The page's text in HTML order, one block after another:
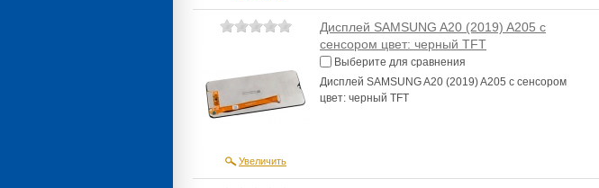
Увеличить
Дисплей SAMSUNG A20 (2019) A205 с
сенсором цвет: черный TFT
Выберите для сравнения
Дисплей SAMSUNG A20 (2019) A205 с сенсором
цвет: черный TFT